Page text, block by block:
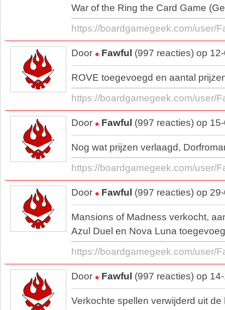
War of the Ring the Card Game
https://boardgamegeek.com/user/
Door Fawful (997 reacties) op
ROVE toegevoegd en aantal
https://boardgamegeek.com/user/
Door Fawful (997 reacties) op
Nog wat prijzen verlaagd,
https://boardgamegeek.com/user/
Door Fawful (997 reacties) op
Mansions of Madness verkocht,
Azul Duel en Nova Luna
https://boardgamegeek.com/user/
Door Fawful (997 reacties) op
Verkochte spellen verwijderd uit de